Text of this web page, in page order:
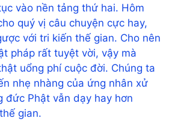
vào nền tảng thứ hai. Hôm
quý vị câu chuyện cực hay,
với tri kiến thế gian. Cho nên
pháp rất tuyệt vời, vậy mà
uổng phí cuộc đời. Chúng ta
nhẹ nhàng của ứng nhân xử
đức Phật vẫn dạy hay hơn
gian.